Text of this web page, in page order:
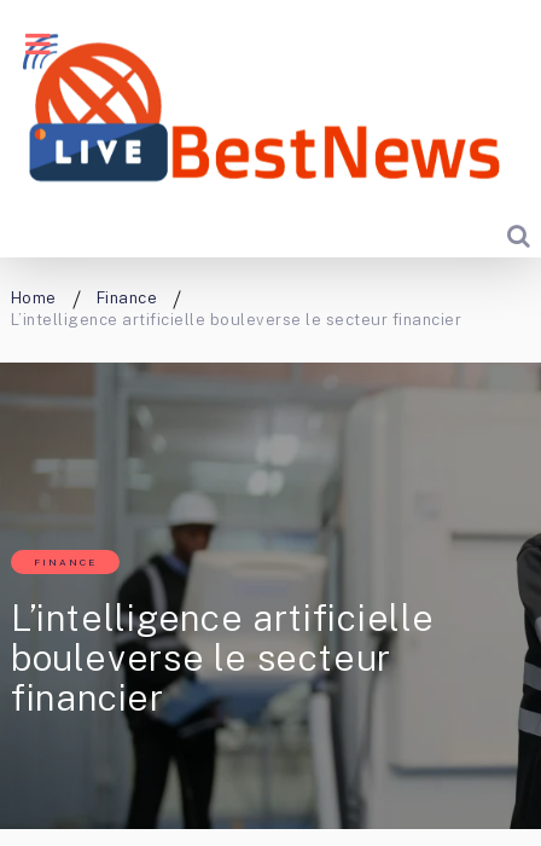
Home
Finance
L’intelligence artificielle bouleverse le secteur financier
FINANCE
L’intelligence artificielle
bouleverse le secteur
financier